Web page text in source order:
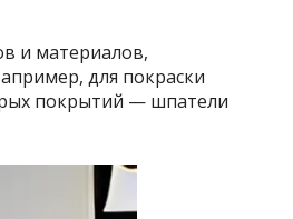
и материалов,
для покраски
покрытий — шпатели